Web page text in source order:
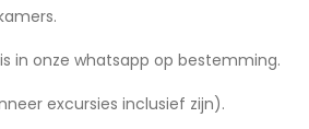
in onze whatsapp op bestemming.
excursies inclusief zijn).